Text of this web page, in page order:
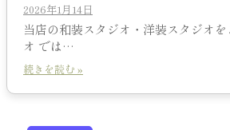
2026年1月14日
当店の和装スタジオ・洋装スタジオ
オ では…
続きを読む »